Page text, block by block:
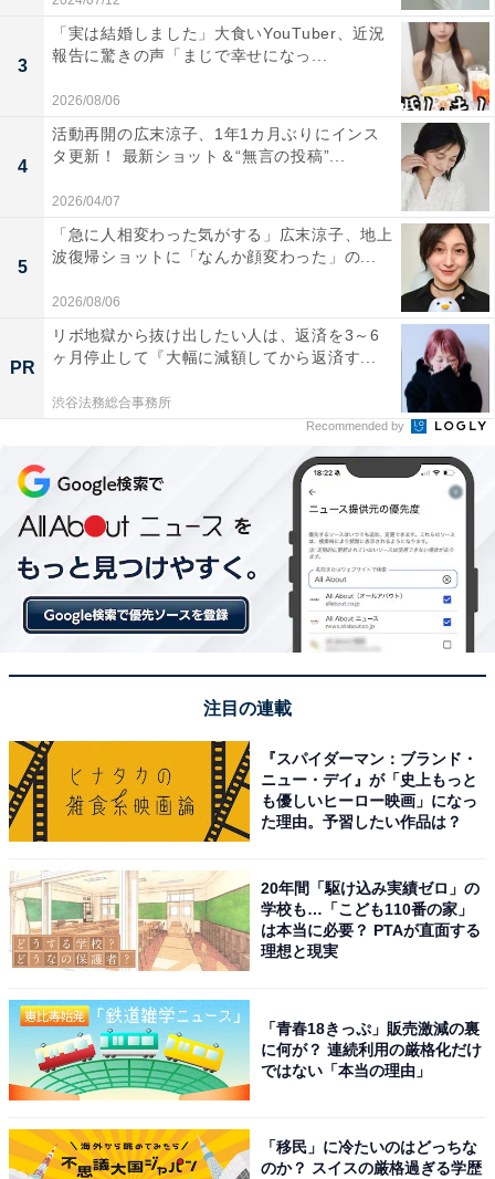
3
「実は結婚しました」大食いYouTuber、近況
報告に驚きの声「まじで幸せになっ...
2026/08/06
4
活動再開の広末涼子、1年1カ月ぶりにインス
タ更新！ 最新ショット＆“無言の投稿”...
2026/04/07
5
「急に人相変わった気がする」広末涼子、地上
波復帰ショットに「なんか顔変わった」の...
2026/08/06
PR
リボ地獄から抜け出したい人は、返済を3～6
ヶ月停止して『大幅に減額してから返済す...
渋谷法務総合事務所
Recommended by
注目の連載
『スパイダーマン：ブランド・
ニュー・デイ』が「史上もっと
も優しいヒーロー映画」になっ
た理由。予習したい作品は？
20年間「駆け込み実績ゼロ」の
学校も…「こども110番の家」
は本当に必要？ PTAが直面する
理想と現実
「青春18きっぷ」販売激減の裏
に何が？ 連続利用の厳格化だけ
ではない「本当の理由」
「移民」に冷たいのはどっちな
のか？ スイスの厳格過ぎる学歴